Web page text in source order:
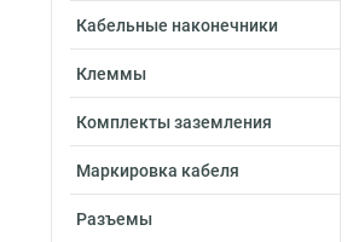
Кабельные наконечники
Клеммы
Комплекты заземления
Маркировка кабеля
Разъемы